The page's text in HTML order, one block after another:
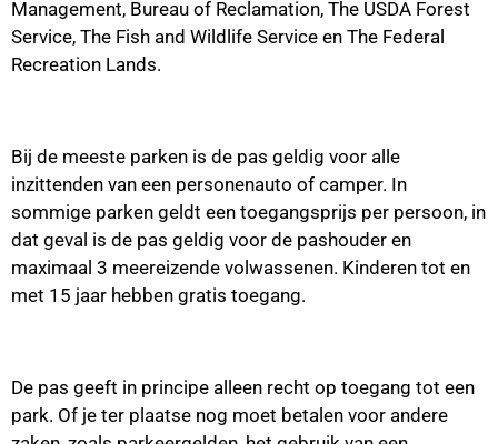
Management, Bureau of Reclamation, The USDA Forest
Service, The Fish and Wildlife Service en The Federal
Recreation Lands.
Bij de meeste parken is de pas geldig voor alle
inzittenden van een personenauto of camper. In
sommige parken geldt een toegangsprijs per persoon, in
dat geval is de pas geldig voor de pashouder en
maximaal 3 meereizende volwassenen. Kinderen tot en
met 15 jaar hebben gratis toegang.
De pas geeft in principe alleen recht op toegang tot een
park. Of je ter plaatse nog moet betalen voor andere